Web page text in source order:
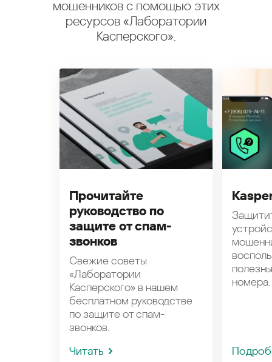
мошенников с помощью этих
ресурсов «Лаборатории
Касперского».
Прочитайте
руководство по
защите от спам-
звонков
Свежие советы
«Лаборатории
Касперского» в нашем
бесплатном руководстве
по защите от спам-
звонков.
Читать
номера.